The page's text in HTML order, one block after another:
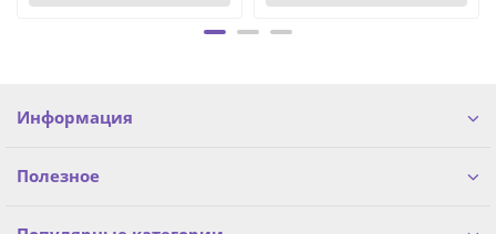
Информация
Полезное